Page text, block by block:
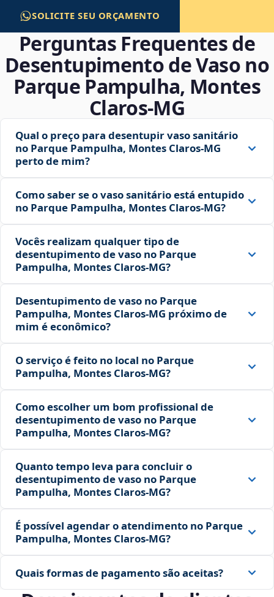
SOLICITE SEU ORÇAMENTO
Perguntas Frequentes de
Desentupimento de Vaso no
Parque Pampulha, Montes
Claros‑MG
Qual o preço para desentupir vaso sanitário
no Parque Pampulha, Montes Claros‑MG
perto de mim?
Como saber se o vaso sanitário está entupido
no Parque Pampulha, Montes Claros‑MG?
Vocês realizam qualquer tipo de
desentupimento de vaso no Parque
Pampulha, Montes Claros‑MG?
Desentupimento de vaso no Parque
Pampulha, Montes Claros‑MG próximo de
mim é econômico?
O serviço é feito no local no Parque
Pampulha, Montes Claros‑MG?
Como escolher um bom profissional de
desentupimento de vaso no Parque
Pampulha, Montes Claros‑MG?
Quanto tempo leva para concluir o
desentupimento de vaso no Parque
Pampulha, Montes Claros‑MG?
É possível agendar o atendimento no Parque
Pampulha, Montes Claros‑MG?
Quais formas de pagamento são aceitas?